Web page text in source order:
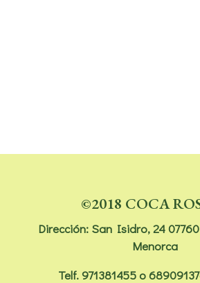
©2018 COCA
Dirección: San Isidro, 24
Menorca
Telf.971381455o